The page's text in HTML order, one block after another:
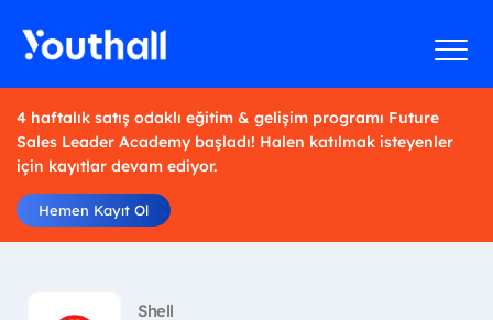
4 haftalık satış odaklı eğitim & gelişim programı Future
Sales Leader Academy başladı! Halen katılmak isteyenler
için kayıtlar devam ediyor.
Hemen Kayıt Ol
Shell